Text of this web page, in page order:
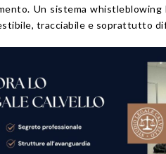
Un sistema
tracciabile e soprattutto